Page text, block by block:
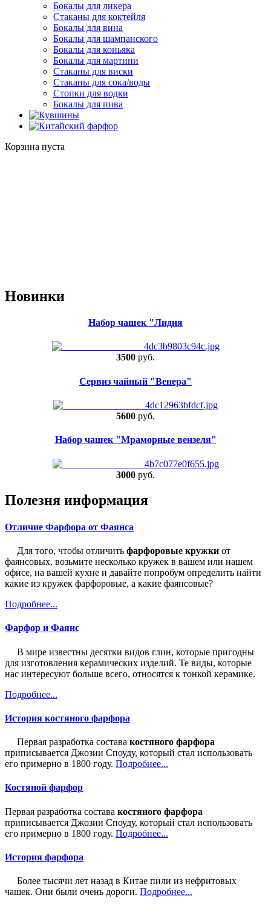
Бокалы для ликера
Стаканы для коктейля
Бокалы для вина
Бокалы для шампанского
Бокалы для коньяка
Бокалы для мартини
Стаканы для виски
Стаканы для сока/воды
Стопки для водки
Бокалы для пива
Корзина пуста
Новинки
Набор чашек "Лидия
3500 руб.
Сервиз чайный "Венера"
5600 руб.
Набор чашек "Мраморные вензеля"
3000 руб.
Полезня информация
Отличие Фарфора от Фаянса
Для того, чтобы отличить фарфоровые кружки от
фаянсовых, возьмите несколько кружек в вашем или нашем
офисе, на вашей кухне и давайте попробум определить найти
какие из кружек фарфоровые, а какие фаянсовые?
Подробнее...
Фарфор и Фаянс
В мире известны десятки видов глин, которые пригодны
для изготовления керамических изделий. Те виды, которые
нас интересуют больше всего, относятся к тонкой керамике.
Подробнее...
История костяного фарфора
Первая разработка состава костяного фарфора
приписывается Джозии Споуду, который стал использовать
его примерно в 1800 году. Подробнее...
Костяной фарфор
Первая разработка состава костяного фарфора
приписывается Джозии Споуду, который стал использовать
его примерно в 1800 году. Подробнее...
История фарфора
Более тысячи лет назад в Китае пили из нефритовых
чашек. Они были очень дороги. Подробнее...